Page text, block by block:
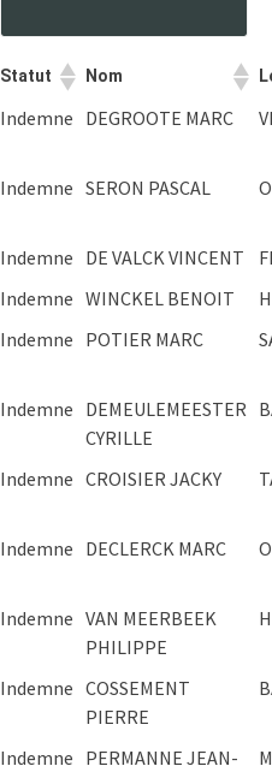
Statut Nom
Indemne DEGROOTE MARC
Indemne SERON PASCAL
Indemne DE VALCK VINCENT
Indemne WINCKEL BENOIT
Indemne POTIER MARC
Indemne DEMEULEMEESTER
CYRILLE
Indemne CROISIER JACKY
Indemne DECLERCK MARC
Indemne VAN MEERBEEK
PHILIPPE
Indemne COSSEMENT
PIERRE
Indemne PERMANNE JEAN-